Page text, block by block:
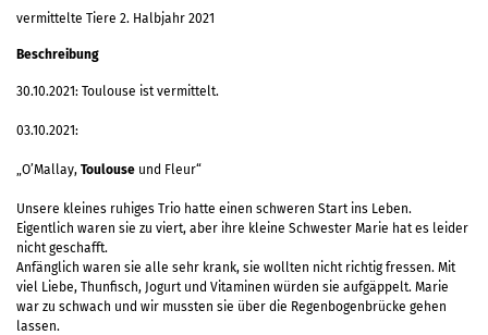
vermittelte Tiere 2. Halbjahr 2021
Beschreibung
30.10.2021: Toulouse ist vermittelt.
03.10.2021:
„O’Mallay, Toulouse und Fleur“
Unsere kleines ruhiges Trio hatte einen schweren Start ins Leben.
Eigentlich waren sie zu viert, aber ihre kleine Schwester Marie hat es leider
nicht geschafft.
Anfänglich waren sie alle sehr krank, sie wollten nicht richtig fressen. Mit
viel Liebe, Thunfisch, Jogurt und Vitaminen würden sie aufgäppelt. Marie
war zu schwach und wir mussten sie über die Regenbogenbrücke gehen
lassen.